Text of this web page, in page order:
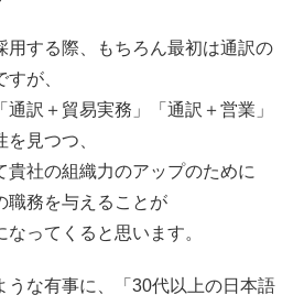
用する際、もちろん最初は通訳の
が、
通訳＋貿易実務」「通訳＋営業」
見つつ、
貴社の組織力のアップのために
職務を与えることが
ってくると思います。
うな有事に、「30代以上の日本語